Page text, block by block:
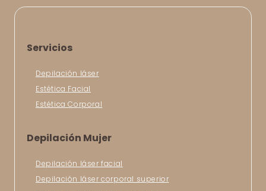
Servicios
Depilación láser
Estética Facial
Estética Corporal
Depilación Mujer
Depilación láser facial
Depilación láser corporal superior